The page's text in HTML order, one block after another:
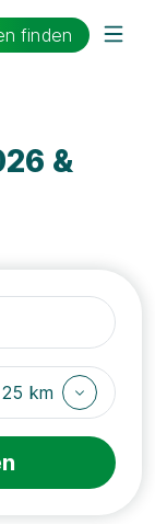
finden
&
25 km